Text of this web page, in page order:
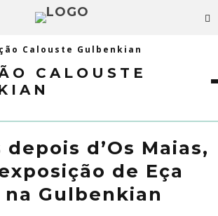
Calouste Gulbenkian
CALOUSTE
depois d’Os Maias,
de Eça
na Gulbenkian